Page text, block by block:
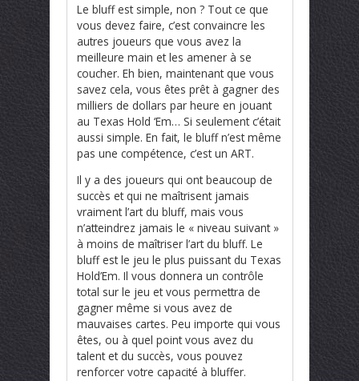
Le bluff est simple, non ? Tout ce que
vous devez faire, c’est convaincre les
autres joueurs que vous avez la
meilleure main et les amener à se
coucher. Eh bien, maintenant que vous
savez cela, vous êtes prêt à gagner des
milliers de dollars par heure en jouant
au Texas Hold ‘Em… Si seulement c’était
aussi simple. En fait, le bluff n’est même
pas une compétence, c’est un ART.
Il y a des joueurs qui ont beaucoup de
succès et qui ne maîtrisent jamais
vraiment l’art du bluff, mais vous
n’atteindrez jamais le « niveau suivant »
à moins de maîtriser l’art du bluff. Le
bluff est le jeu le plus puissant du Texas
Hold’Em. Il vous donnera un contrôle
total sur le jeu et vous permettra de
gagner même si vous avez de
mauvaises cartes. Peu importe qui vous
êtes, ou à quel point vous avez du
talent et du succès, vous pouvez
renforcer votre capacité à bluffer.